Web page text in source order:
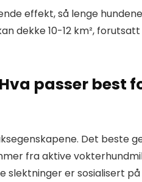
effekt, så lenge
dekke 10-12 km², forutsatt
passer best
Det beste
fra aktive
er sosialisert